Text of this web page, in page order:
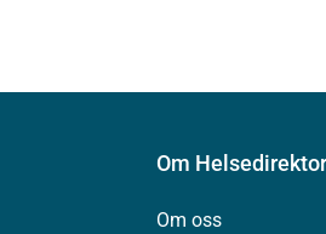
Om
Om oss